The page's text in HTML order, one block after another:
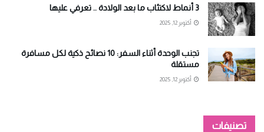
3 أنماط لاكتئاب ما بعد الولادة .. تعرفي عليها
أكتوبر 12, 2025
تجنب الوحدة أثناء السفر: 10 نصائح ذكية لكل مسافرة
مستقلة
أكتوبر 12, 2025
تصنيفات